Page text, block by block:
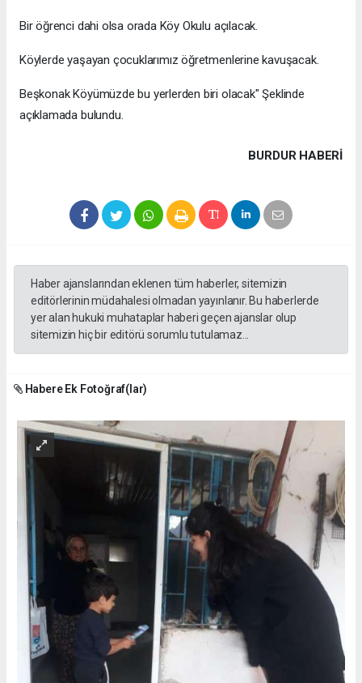
Bir öğrenci dahi olsa orada Köy Okulu açılacak.
Köylerde yaşayan çocuklarımız öğretmenlerine kavuşacak.
Beşkonak Köyümüzde bu yerlerden biri olacak" Şeklinde
açıklamada bulundu.
BURDUR HABERİ
Haber ajanslarından eklenen tüm haberler, sitemizin
editörlerinin müdahalesi olmadan yayınlanır. Bu haberlerde
yer alan hukuki muhataplar haberi geçen ajanslar olup
sitemizin hiç bir editörü sorumlu tutulamaz...
Habere Ek Fotoğraf(lar)